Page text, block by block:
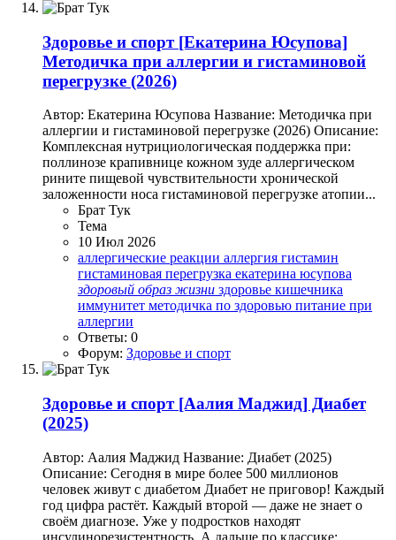
Здоровье и спорт [Екатерина Юсупова]
Методичка при аллергии и гистаминовой
перегрузке (2026)
Автор: Екатерина Юсупова Название: Методичка при
аллергии и гистаминовой перегрузке (2026) Описание:
Комплексная нутрициологическая поддержка при:
поллинозе крапивнице кожном зуде аллергическом
рините пищевой чувствительности хронической
заложенности носа гистаминовой перегрузке атопии...
Брат Тук
Тема
10 Июл 2026
аллергические реакции аллергия гистамин
гистаминовая перегрузка екатерина юсупова
здоровый образ жизни здоровье кишечника
иммунитет методичка по здоровью питание при
аллергии
Ответы: 0
Форум: Здоровье и спорт
Здоровье и спорт [Аалия Маджид] Диабет
(2025)
Автор: Аалия Маджид Название: Диабет (2025)
Описание: Сегодня в мире более 500 миллионов
человек живут с диабетом Диабет не приговор! Каждый
год цифра растёт. Каждый второй — даже не знает о
своём диагнозе. Уже у подростков находят
инсулинорезистентность. А дальше по классике: